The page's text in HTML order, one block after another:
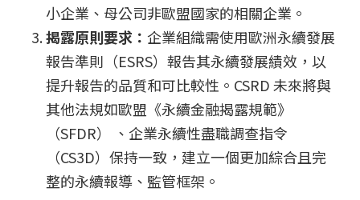
小企業、母公司非歐盟國家的相關企業。
揭露原則要求： 企業組織需使用歐洲永續發展
報告準則（ESRS）報告其永續發展績效，以
提升報告的品質和可比較性。CSRD 未來將與
其他法規如歐盟《永續金融揭露規範》
（SFDR） 、企業永續性盡職調查指令
（CS3D）保持一致，建立一個更加綜合且完
整的永續報導、監管框架。